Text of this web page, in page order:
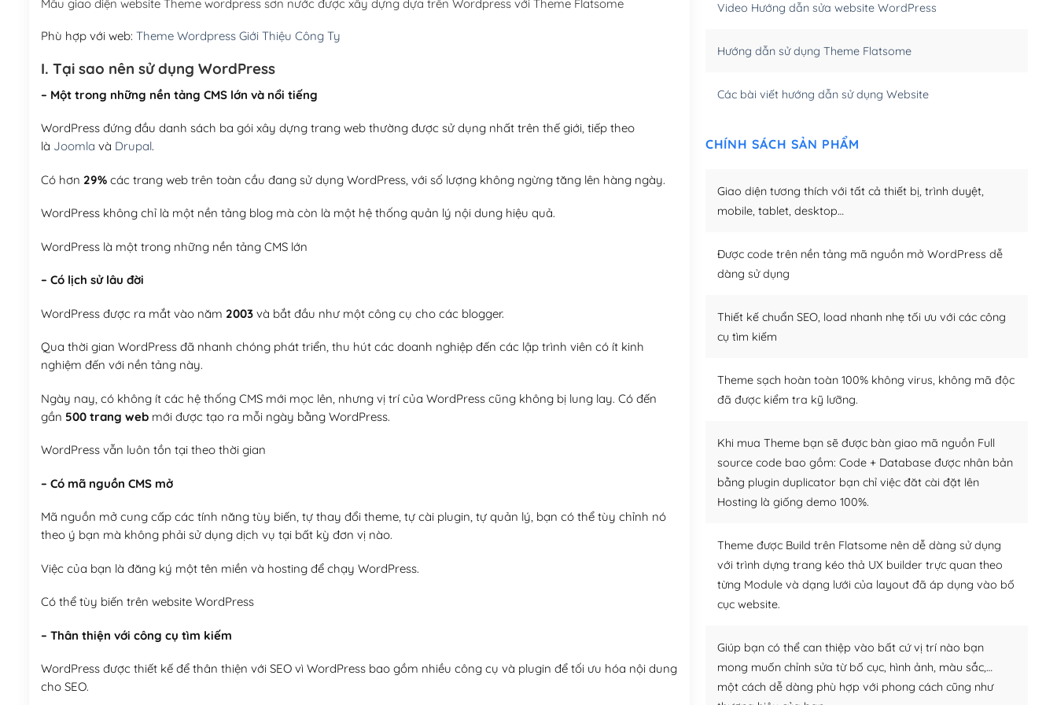
(+950,000₫)
Mẫu giao diện website Theme wordpress sơn nước được xây dựng dựa trên Wordpress với Theme Flatsome
Phù hợp với web: Theme Wordpress Giới Thiệu Công Ty
I. Tại sao nên sử dụng WordPress
– Một trong những nền tảng CMS lớn và nổi tiếng
WordPress đứng đầu danh sách ba gói xây dựng trang web thường được sử dụng nhất trên thế giới, tiếp theo
là Joomla và Drupal.
Có hơn 29%các trang web trên toàn cầu đang sử dụng WordPress, với số lượng không ngừng tăng lên hàng ngày.
WordPress không chỉ là một nền tảng blog mà còn là một hệ thống quản lý nội dung hiệu quả.
WordPress là một trong những nền tảng CMS lớn
– Có lịch sử lâu đời
WordPress được ra mắt vào năm 2003và bắt đầu như một công cụ cho các blogger.
Qua thời gian WordPress đã nhanh chóng phát triển, thu hút các doanh nghiệp đến các lập trình viên có ít kinh
nghiệm đến với nền tảng này.
Ngày nay, có không ít các hệ thống CMS mới mọc lên, nhưng vị trí của WordPress cũng không bị lung lay. Có đến
gần 500 trang webmới được tạo ra mỗi ngày bằng WordPress.
WordPress vẫn luôn tồn tại theo thời gian
– Có mã nguồn CMS mở
Mã nguồn mở cung cấp các tính năng tùy biến, tự thay đổi theme, tự cài plugin, tự quản lý, bạn có thể tùy chỉnh nó
theo ý bạn mà không phải sử dụng dịch vụ tại bất kỳ đơn vị nào.
Việc của bạn là đăng ký một tên miền và hosting để chạy WordPress.
Có thể tùy biến trên website WordPress
– Thân thiện với công cụ tìm kiếm
WordPress được thiết kế để thân thiện với SEO vì WordPress bao gồm nhiều công cụ và plugin để tối ưu hóa nội dung
cho SEO.
Video Hướng dẫn sửa website WordPress
Hướng dẫn sử dụng Theme Flatsome
Các bài viết hướng dẫn sử dụng Website
CHÍNH SÁCH SẢN PHẨM
Giao diện tương thích với tất cả thiết bị, trình duyệt,
mobile, tablet, desktop…
Được code trên nền tảng mã nguồn mở WordPress dễ
dàng sử dụng
Thiết kế chuẩn SEO, load nhanh nhẹ tối ưu với các công
cụ tìm kiếm
Theme sạch hoàn toàn 100% không virus, không mã độc
đã được kiểm tra kỹ lưỡng.
Khi mua Theme bạn sẽ được bàn giao mã nguồn Full
source code bao gồm: Code + Database được nhân bản
bằng plugin duplicator bạn chỉ việc đăt cài đặt lên
Hosting là giống demo 100%.
Theme được Build trên Flatsome nên dễ dàng sử dụng
với trình dựng trang kéo thả UX builder trực quan theo
từng Module và dạng lưới của layout đã áp dụng vào bố
cục website.
Giúp bạn có thể can thiệp vào bất cứ vị trí nào bạn
mong muốn chỉnh sửa từ bố cục, hình ảnh, màu sắc,…
một cách dễ dàng phù hợp với phong cách cũng như